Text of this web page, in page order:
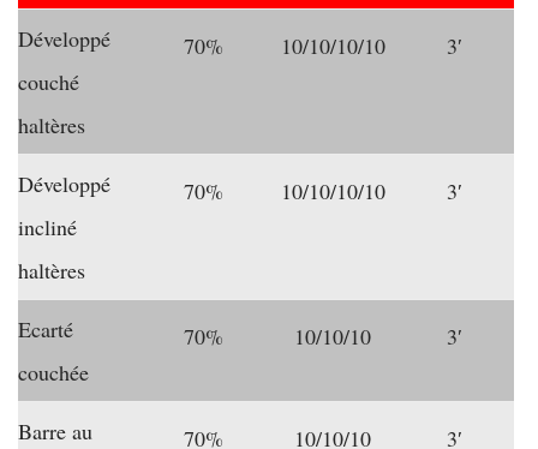
Développé
couché
haltères
70% 10/10/10/10 3′
Développé
incliné
haltères
70% 10/10/10/10 3′
Ecarté
couchée
70% 10/10/10 3′
Barre au
70% 10/10/10 3′